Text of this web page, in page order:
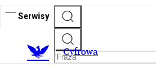
Serwisy
Cyfrowa